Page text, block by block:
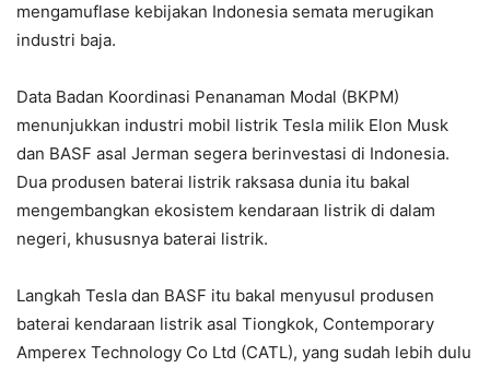
mengamuflase kebijakan Indonesia semata merugikan
industri baja.
Data Badan Koordinasi Penanaman Modal (BKPM)
menunjukkan industri mobil listrik Tesla milik Elon Musk
dan BASF asal Jerman segera berinvestasi di Indonesia.
Dua produsen baterai listrik raksasa dunia itu bakal
mengembangkan ekosistem kendaraan listrik di dalam
negeri, khususnya baterai listrik.
Langkah Tesla dan BASF itu bakal menyusul produsen
baterai kendaraan listrik asal Tiongkok, Contemporary
Amperex Technology Co Ltd (CATL), yang sudah lebih dulu